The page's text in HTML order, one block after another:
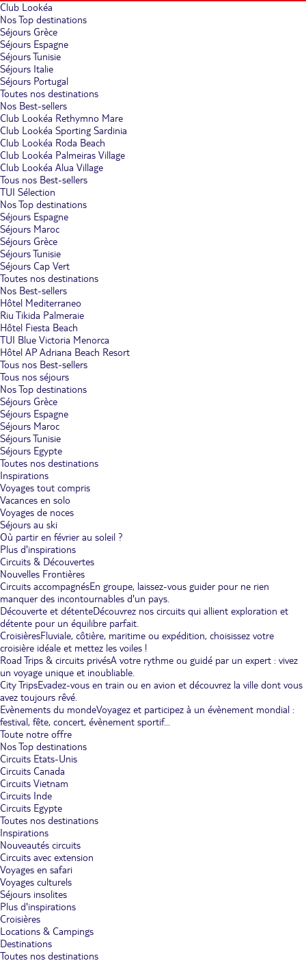
Club Lookéa
Nos Top destinations
Séjours Grèce
Séjours Espagne
Séjours Tunisie
Séjours Italie
Séjours Portugal
Toutes nos destinations
Nos Best-sellers
Club Lookéa Rethymno Mare
Club Lookéa Sporting Sardinia
Club Lookéa Roda Beach
Club Lookéa Palmeiras Village
Club Lookéa Alua Village
Tous nos Best-sellers
TUI Sélection
Nos Top destinations
Séjours Espagne
Séjours Maroc
Séjours Grèce
Séjours Tunisie
Séjours Cap Vert
Toutes nos destinations
Nos Best-sellers
Hôtel Mediterraneo
Riu Tikida Palmeraie
Hôtel Fiesta Beach
TUI Blue Victoria Menorca
Hôtel AP Adriana Beach Resort
Tous nos Best-sellers
Tous nos séjours
Nos Top destinations
Séjours Grèce
Séjours Espagne
Séjours Maroc
Séjours Tunisie
Séjours Egypte
Toutes nos destinations
Inspirations
Voyages tout compris
Vacances en solo
Voyages de noces
Séjours au ski
Où partir en février au soleil ?
Plus d'inspirations
Circuits & Découvertes
Nouvelles Frontières
Circuits accompagnésEn groupe, laissez-vous guider pour ne rien
manquer des incontournables d'un pays.
Découverte et détenteDécouvrez nos circuits qui allient exploration et
détente pour un équilibre parfait.
CroisièresFluviale, côtière, maritime ou expédition, choisissez votre
croisière idéale et mettez les voiles !
Road Trips & circuits privésA votre rythme ou guidé par un expert : vivez
un voyage unique et inoubliable.
City TripsEvadez-vous en train ou en avion et découvrez la ville dont vous
avez toujours rêvé.
Evènements du mondeVoyagez et participez à un évènement mondial :
festival, fête, concert, évènement sportif...
Toute notre offre
Nos Top destinations
Circuits Etats-Unis
Circuits Canada
Circuits Vietnam
Circuits Inde
Circuits Egypte
Toutes nos destinations
Inspirations
Nouveautés circuits
Circuits avec extension
Voyages en safari
Voyages culturels
Séjours insolites
Plus d'inspirations
Croisières
Locations & Campings
Destinations
Toutes nos destinations